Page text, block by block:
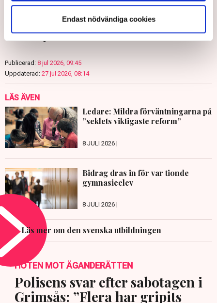
Endast nödvändiga cookies
redaktionen@tn.se
Publicerad: 8 jul 2026, 09:45
Uppdaterad: 27 jul 2026, 08:14
LÄS ÄVEN
Ledare: Mildra förväntningarna på
”seklets viktigaste reform”
8 JULI 2026 |
Bidrag dras in för var tionde
gymnasieelev
8 JULI 2026 |
Läs mer om den svenska utbildningen
HOTEN MOT ÄGANDERÄTTEN
Polisens svar efter sabotagen i
Grimsås: ”Flera har gripits